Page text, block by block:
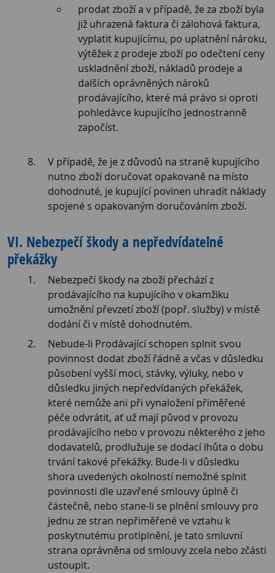
prodat zboží a v případě, že za zboží byla
již uhrazená faktura či zálohová faktura,
vyplatit kupujícímu, po uplatnění nároku,
výtěžek z prodeje zboží po odečtení ceny
uskladnění zboží, nákladů prodeje a
dalších oprávněných nároků
prodávajícího, které má právo si oproti
pohledávce kupujícího jednostranně
započíst.
V případě, že je z důvodů na straně kupujícího
nutno zboží doručovat opakovaně na místo
dohodnuté, je kupující povinen uhradit náklady
spojené s opakovaným doručováním zboží.
VI. Nebezpečí škody a nepředvídatelné
překážky
Nebezpečí škody na zboží přechází z
prodávajícího na kupujícího v okamžiku
umožnění převzetí zboží (popř. služby) v místě
dodání či v místě dohodnutém.
Nebude-li Prodávající schopen splnit svou
povinnost dodat zboží řádně a včas v důsledku
působení vyšší moci, stávky, výluky, nebo v
důsledku jiných nepředvídaných překážek,
které nemůže ani při vynaložení přiměřené
péče odvrátit, ať už mají původ v provozu
prodávajícího nebo v provozu některého z jeho
dodavatelů, prodlužuje se dodací lhůta o dobu
trvání takové překážky. Bude-li v důsledku
shora uvedených okolností nemožné splnit
povinnosti dle uzavřené smlouvy úplně či
částečně, nebo stane-li se plnění smlouvy pro
jednu ze stran nepřiměřené ve vztahu k
poskytnutému protiplnění, je tato smluvní
strana oprávněna od smlouvy zcela nebo zčásti
ustoupit.